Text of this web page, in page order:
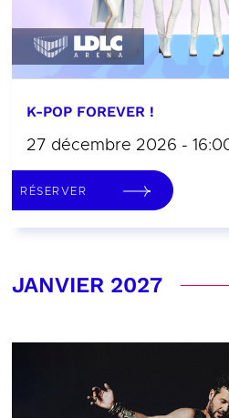
K-POP FOREVER !
27 décembre 2026 -
RÉSERVER
JANVIER 2027